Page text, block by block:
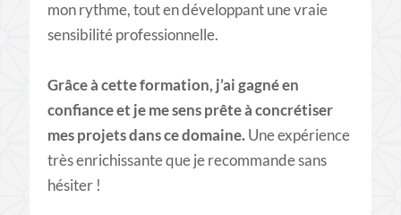
mon rythme, tout en développant une vraie
sensibilité professionnelle.
​Grâce à cette formation, j’ai gagné en
confiance et je me sens prête à concrétiser
mes projets dans ce domaine. Une expérience
très enrichissante que je recommande sans
hésiter !